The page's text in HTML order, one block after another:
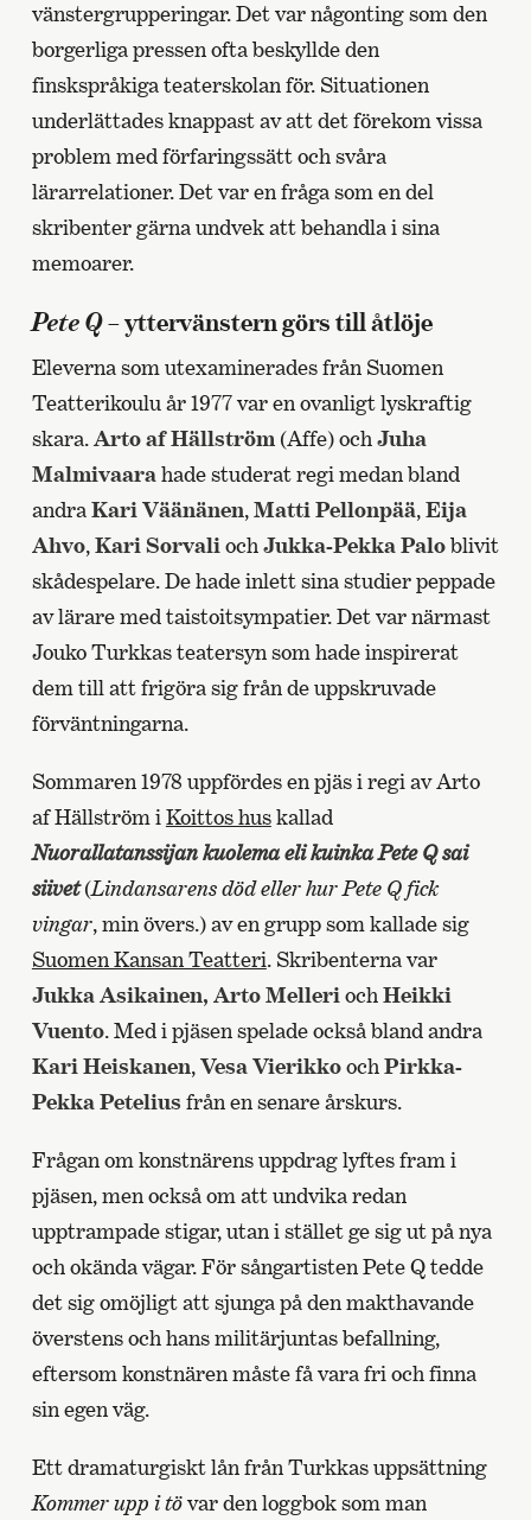
vänstergrupperingar. Det var någonting som den
borgerliga pressen ofta beskyllde den
finskspråkiga teaterskolan för. Situationen
underlättades knappast av att det förekom vissa
problem med förfaringssätt och svåra
lärarrelationer. Det var en fråga som en del
skribenter gärna undvek att behandla i sina
memoarer.
Pete Q– yttervänstern görs till åtlöje
Eleverna som utexaminerades från Suomen
Teatterikoulu år 1977 var en ovanligt lyskraftig
skara.Arto af Hällström (Affe) och Juha
Malmivaarahade studerat regi medan bland
andraKari Väänänen,Matti Pellonpää,Eija
Ahvo,Kari Sorvali och Jukka-Pekka Paloblivit
skådespelare. De hade inlett sina studier peppade
av lärare med taistoitsympatier. Det var närmast
Jouko Turkkas teatersyn som hade inspirerat
dem till att frigöra sig från de uppskruvade
förväntningarna.
Sommaren 1978 uppfördes en pjäs i regi av Arto
af Hällström i Koittos huskallad
Nuorallatanssijan kuolema eli kuinka Pete Q sai
siivet(Lindansarens död eller hur Pete Q fick
vingar, min övers.) av en grupp som kallade sig
Suomen Kansan Teatteri. Skribenterna var
Jukka Asikainen, Arto Melleri och Heikki
Vuento. Med i pjäsen spelade också bland andra
Kari Heiskanen,Vesa Vierikkooch Pirkka-
Pekka Petelius från en senare årskurs.
Frågan om konstnärens uppdrag lyftes fram i
pjäsen, men också om att undvika redan
upptrampade stigar, utan i stället ge sig ut på nya
och okända vägar. För sångartisten Pete Q tedde
det sig omöjligt att sjunga på den makthavande
överstens och hans militärjuntas befallning,
eftersom konstnären måste få vara fri och finna
sin egen väg.
Ett dramaturgiskt lån från Turkkas uppsättning
Kommer upp i tövar den loggbok som man